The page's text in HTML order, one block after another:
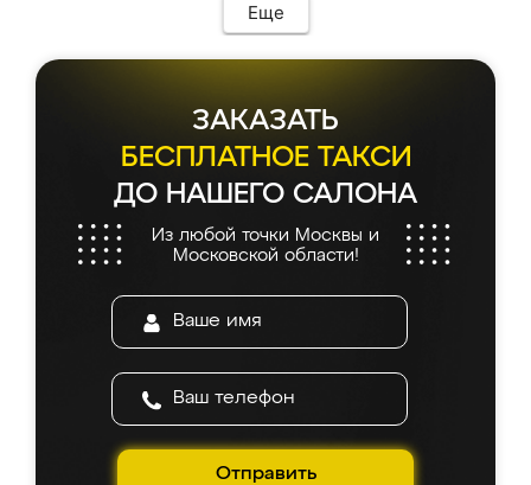
Еще
ЗАКАЗАТЬ
БЕСПЛАТНОЕ ТАКСИ
ДО НАШЕГО САЛОНА
Из любой точки Москвы и
Московской области!
Отправить